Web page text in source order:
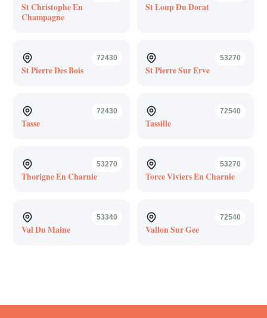
St Christophe En
Champagne
St Loup Du Dorat
72430
St Pierre Des Bois
53270
St Pierre Sur Erve
72430
Tasse
72540
Tassille
53270
Thorigne En Charnie
53270
Torce Viviers En Charnie
53340
Val Du Maine
72540
Vallon Sur Gee